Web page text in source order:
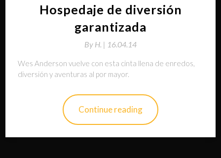
Hospedaje de diversión
garantizada
By H. | 16.04.14
Wes Anderson vuelve con esta cinta llena de enredos,
diversión y aventuras al por mayor.
Continue reading